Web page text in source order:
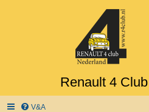
Renault 4
V&A